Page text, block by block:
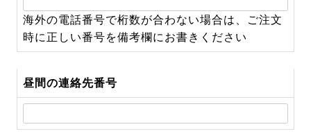
須)
海外の電話番号で桁数が合わない場合は、ご注文
時に正しい番号を備考欄にお書きください
昼間の連絡先番号